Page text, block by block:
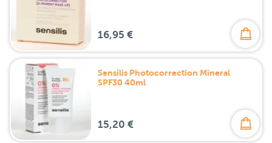
16,95 €
Sensilis Photocorrection Mineral
SPF30 40ml
15,20 €